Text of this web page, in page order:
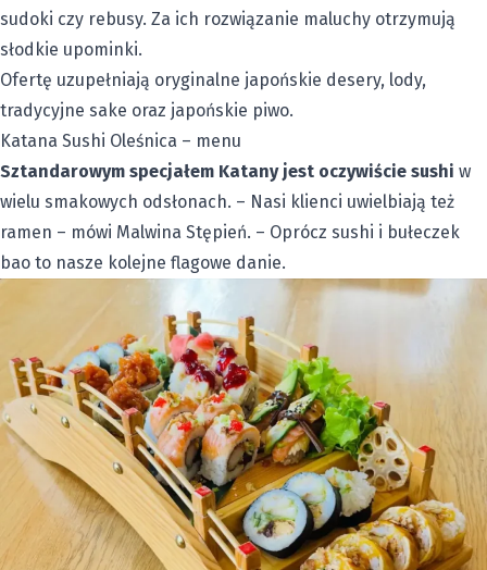
sudoki czy rebusy. Za ich rozwiązanie maluchy otrzymują
słodkie upominki.
Ofertę uzupełniają oryginalne japońskie desery, lody,
tradycyjne sake oraz japońskie piwo.
Katana Sushi Oleśnica – menu
Sztandarowym specjałem Katany jest oczywiście sushi w
wielu smakowych odsłonach. – Nasi klienci uwielbiają też
ramen – mówi Malwina Stępień. – Oprócz sushi i bułeczek
bao to nasze kolejne flagowe danie.